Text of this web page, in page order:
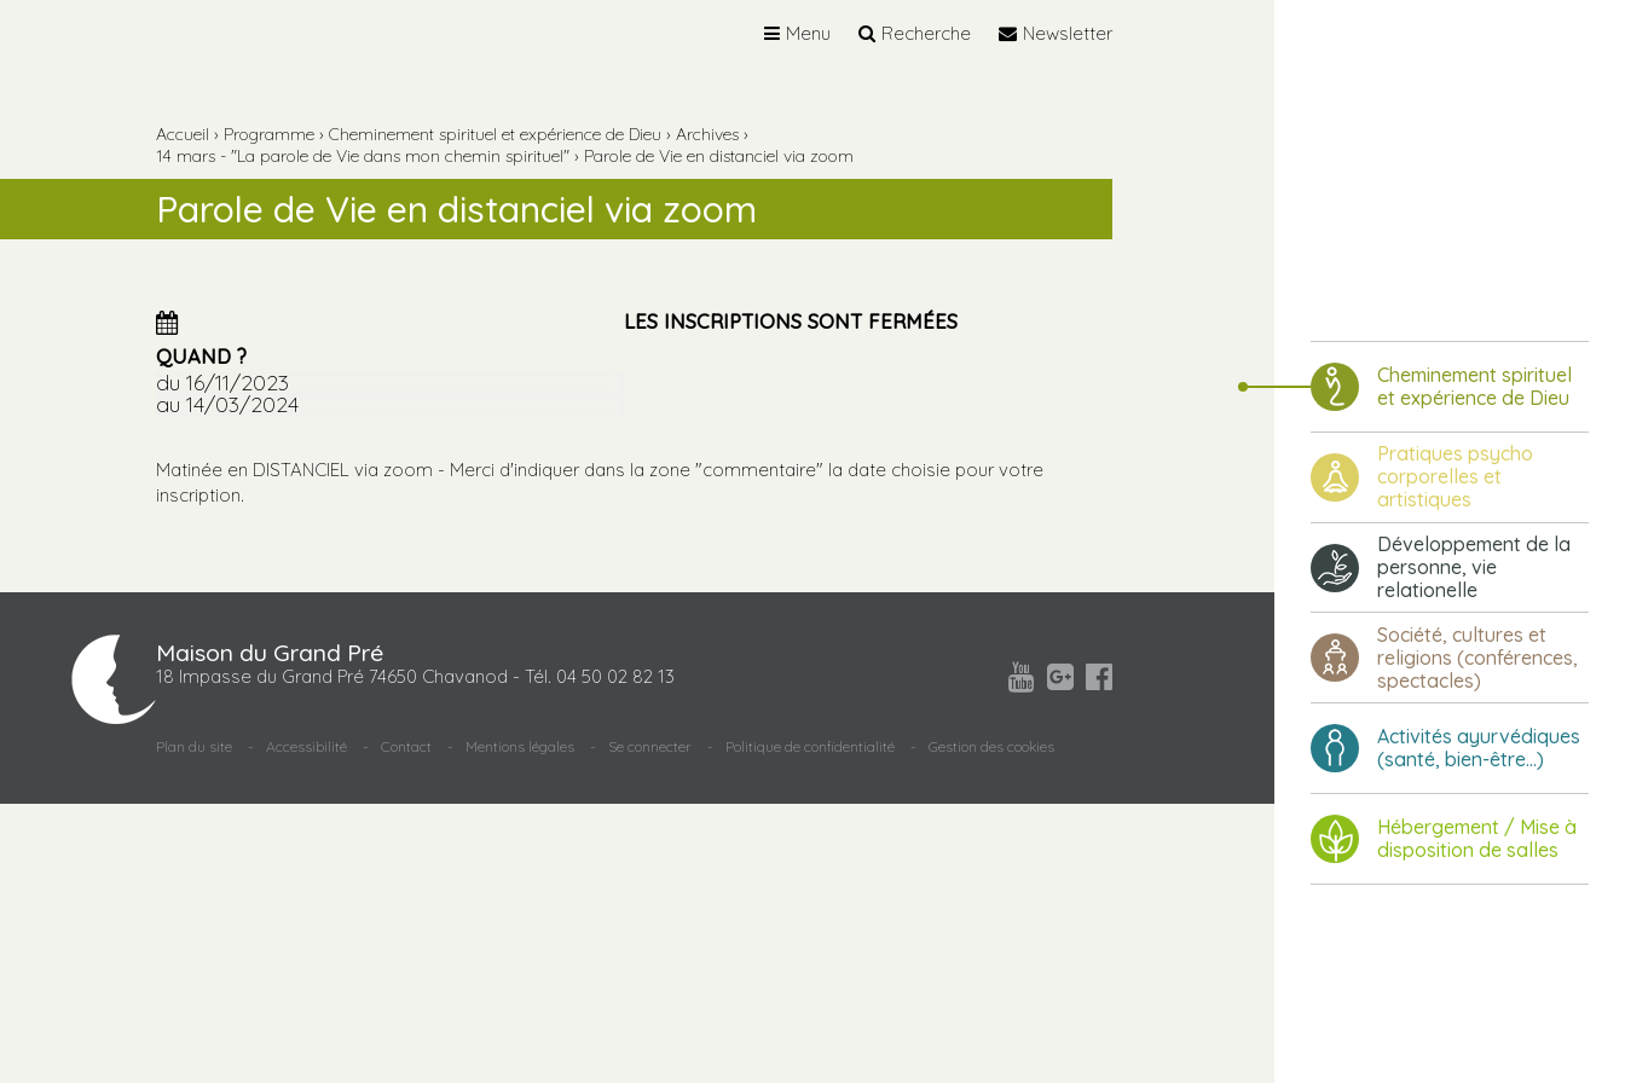
Cheminement spirituel
et expérience de Dieu
Pratiques psycho
corporelles et
artistiques
Développement de la
personne, vie
relationelle
Société, cultures et
religions (conférences,
spectacles)
Activités ayurvédiques
(santé, bien-être...)
Hébergement / Mise à
disposition de salles
Menu Recherche Newsletter
Accueil › Programme › Cheminement spirituel et expérience de Dieu › Archives ›
14 mars - "La parole de Vie dans mon chemin spirituel" › Parole de Vie en distanciel via zoom
Parole de Vie en distanciel via zoom
QUAND ?
du 16/11/2023
au 14/03/2024
LES INSCRIPTIONS SONT FERMÉES
Matinée en DISTANCIEL via zoom - Merci d'indiquer dans la zone "commentaire" la date choisie pour votre
inscription.
Maison du Grand Pré
18 Impasse du Grand Pré 74650 Chavanod - Tél. 04 50 02 82 13 


Plan du site Accessibilité Contact Mentions légales Se connecter Politique de confidentialité Gestion des cookies